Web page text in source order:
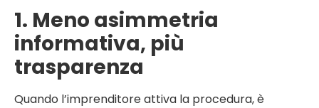
1. Meno asimmetria
informativa, più
trasparenza
Quando l’imprenditore attiva la procedura, è